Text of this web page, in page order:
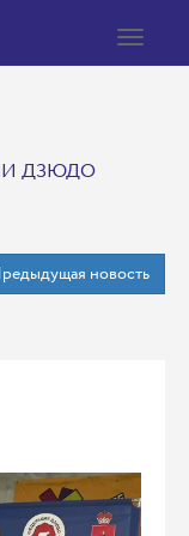
Toggle
ДЗЮДО
новость